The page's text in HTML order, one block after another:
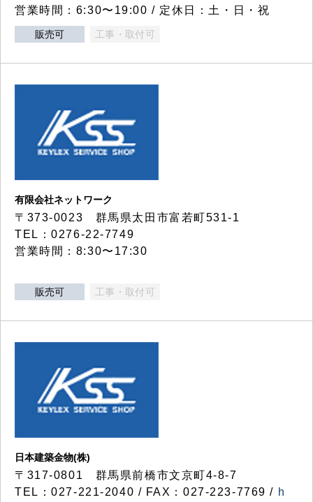
営業時間：6:30〜19:00 / 定休日：土・日・祝
販売可 工事・取付可
有限会社ネットワーク
〒373-0023 群馬県太田市富若町531-1
TEL：0276-22-7749
営業時間：8:30〜17:30
販売可 工事・取付可
日本建築金物(株)
〒317‐0801 群馬県前橋市文京町4-8-7
TEL：027-221-2040 / FAX：027-223-7769 / h